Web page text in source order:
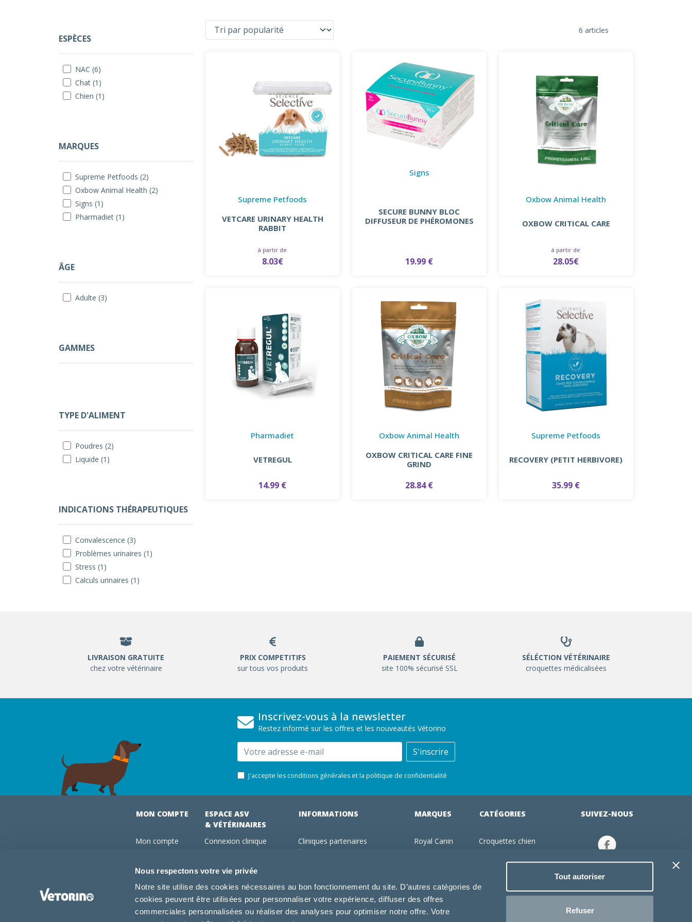
Nous respectons votre vie privée
Notre site utilise des cookies nécessaires au bon fonctionnement du site. D’autres catégories de
cookies peuvent être utilisées pour personnaliser votre expérience, diffuser des offres
commerciales personnalisées ou réaliser des analyses pour optimiser notre offre. Votre
Tout autoriser
Refuser
ESPÈCES
NAC (6)
Chat (1)
Chien (1)
MARQUES
Supreme Petfoods (2)
Oxbow Animal Health (2)
Signs (1)
Pharmadiet (1)
ÂGE
Adulte (3)
GAMMES
TYPE D'ALIMENT
Poudres (2)
Liquide (1)
INDICATIONS THÉRAPEUTIQUES
Convalescence (3)
Problèmes urinaires (1)
Stress (1)
Calculs urinaires (1)
6 articles
Supreme Petfoods
VETCARE URINARY HEALTH
RABBIT
à partir de
8.03€
Signs
SECURE BUNNY BLOC
DIFFUSEUR DE PHÉROMONES
19.99 €
Oxbow Animal Health
OXBOW CRITICAL CARE
à partir de
28.05€
Pharmadiet
VETREGUL
14.99 €
Oxbow Animal Health
OXBOW CRITICAL CARE FINE
GRIND
28.84 €
Supreme Petfoods
RECOVERY (PETIT HERBIVORE)
35.99 €
LIVRAISON GRATUITE
chez votre vétérinaire
PRIX COMPETITIFS
sur tous vos produits
PAIEMENT SÉCURISÉ
site 100% sécurisé SSL
SÉLÉCTION VÉTÉRINAIRE
croquettes médicalisées
Inscrivez-vous à la newsletter
Restez informé sur les offres et les nouveautés Vétorino
Email S'inscrire
J'accepte les conditions générales et la politique de confidentialité
MON COMPTE
Mon compte
Mes abonnements
Conseils vétos
FAQ
ESPACE ASV
& VÉTÉRINAIRES
Connexion clinique
Abonnements
Devenir adhérent Vétorino
INFORMATIONS
Cliniques partenaires
Utilisation des cookies
Conditions générales d'utilisation
MARQUES
Royal Canin
Specific
Dechra
Tonivet
CATÉGORIES
Croquettes chien
Jouets chien
Produits vétérinaire chien
SUIVEZ-NOUS